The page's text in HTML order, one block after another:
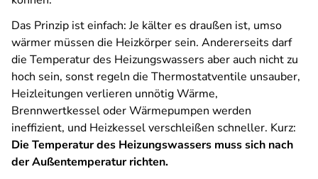
Das Prinzip ist einfach: Je kälter es draußen ist, umso
wärmer müssen die Heizkörper sein. Andererseits darf
die Temperatur des Heizungswassers aber auch nicht zu
hoch sein, sonst regeln die Thermostatventile unsauber,
Heizleitungen verlieren unnötig Wärme,
Brennwertkessel oder Wärmepumpen werden
ineffizient, und Heizkessel verschleißen schneller. Kurz:
Die Temperatur des Heizungswassers muss sich nach
der Außentemperatur richten.